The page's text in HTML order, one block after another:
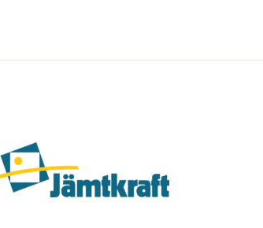
vara-kontor/jobmeal-ostersund
till https://jamtkraft.se/privat/